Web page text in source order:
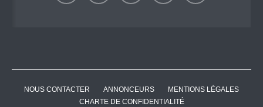
NOUS CONTACTER ANNONCEURS
MENTIONS LÉGALES
CHARTE DE CONFIDENTIALITÉ